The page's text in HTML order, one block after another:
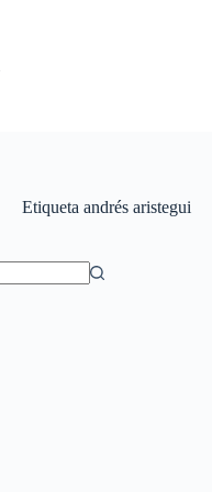
Etiqueta andrés aristegui